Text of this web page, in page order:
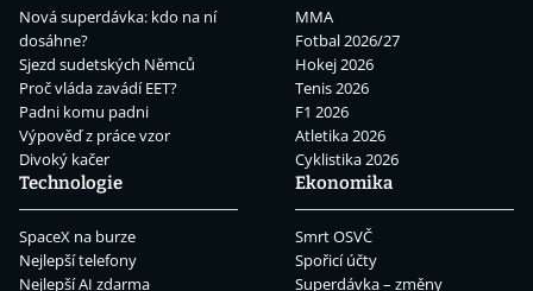
Nová superdávka: kdo na ní
dosáhne?
Sjezd sudetských Němců
Proč vláda zavádí EET?
Padni komu padni
Výpověď z práce vzor
Divoký kačer
MMA
Fotbal 2026/27
Hokej 2026
Tenis 2026
F1 2026
Atletika 2026
Cyklistika 2026
Technologie
SpaceX na burze
Nejlepší telefony
Nejlepší AI zdarma
Ekonomika
Smrt OSVČ
Spořicí účty
Superdávka – změny